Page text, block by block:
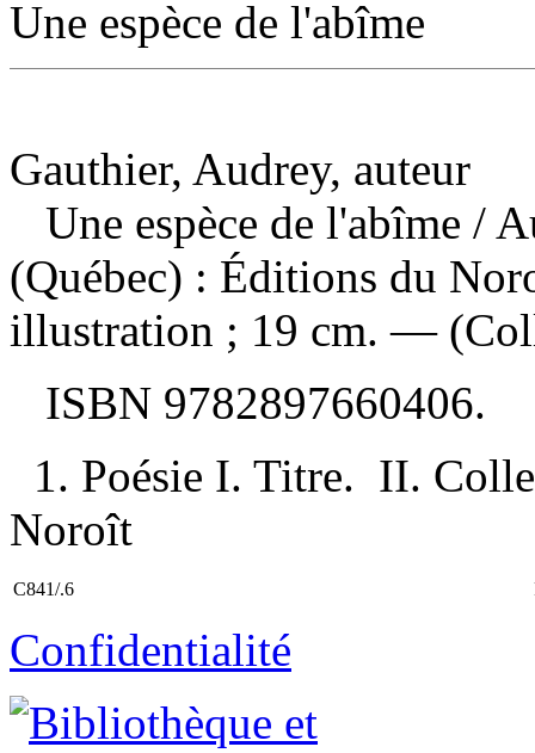
Une espèce de l'abîme
Gauthier, Audrey, auteur
Une espèce de l'abîme /
(Québec) : Éditions du
illustration ; 19 cm. —
ISBN 9782897660406.
1. Poésie I. Titre. II.
Noroît
C841/.6
Confidentialité